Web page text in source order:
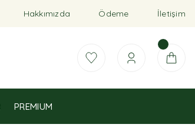
Hakkımızda Ödeme İletişim
PREMIUM